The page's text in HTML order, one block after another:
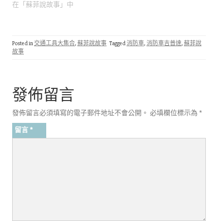
在「蘇菲說故事」中
Posted in交通工具大集合, 蘇菲說故事 Tagged消防車, 消防車吉普達, 蘇菲說
故事
發佈留言
發佈留言必須填寫的電子郵件地址不會公開。 必填欄位標示為 *
留言 *